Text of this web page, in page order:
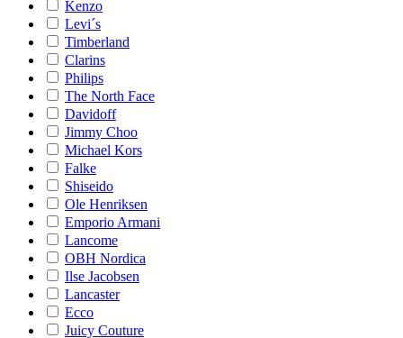
Kenzo
Levi´s
Timberland
Clarins
Philips
The North Face
Davidoff
Jimmy Choo
Michael Kors
Falke
Shiseido
Ole Henriksen
Emporio Armani
Lancome
OBH Nordica
Ilse Jacobsen
Lancaster
Ecco
Juicy Couture